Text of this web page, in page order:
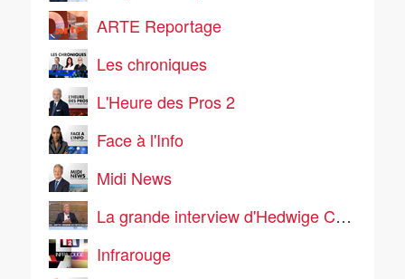
ARTE Reportage
Les chroniques
L'Heure des Pros 2
Face à l'Info
Midi News
La grande interview d'Hedwige Chevrillon
Infrarouge